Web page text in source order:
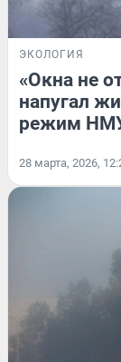
ЭКОЛОГИЯ
«Окна не
напугал
режим
28 марта, 2026,